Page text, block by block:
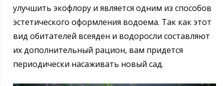
улучшить экофлору и является одним из способов
эстетического оформления водоема. Так как этот
вид обитателей всеяден и водоросли составляют
их дополнительный рацион, вам придется
периодически насаживать новый сад.